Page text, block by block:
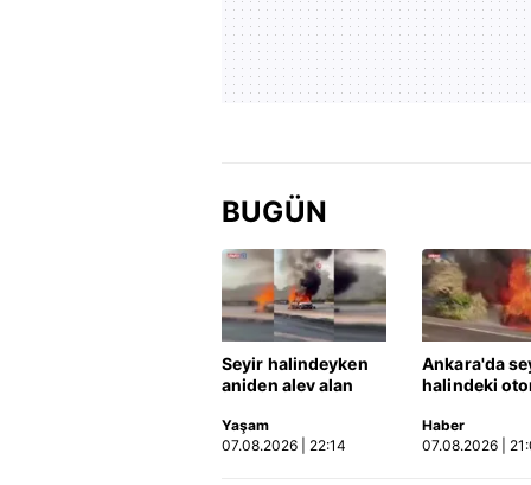
BUGÜN
Seyir halindeyken
aniden alev alan
yaralandı
Yaşam
07.08.2026 | 22:14
Ankara'da
halindeki
Haber
07.08.2026 |